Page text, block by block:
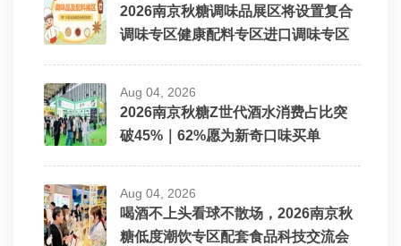
临沂六食亿食品有限公司
福建喜季食品有限公司
山东益州食品有限公司
星福果果（成都）食品
2026南京秋糖调味品展区将设置复合
调味专区健康配料专区进口调味专区
Aug 04, 2026
2026南京秋糖Z世代酒水消费占比突
破45%｜62%愿为新奇口味买单
Aug 04, 2026
喝酒不上头看球不散场，2026南京秋
糖低度潮饮专区配套食品科技交流会